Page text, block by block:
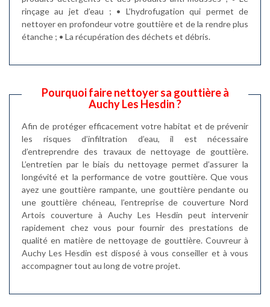
rinçage au jet d’eau ; • L’hydrofugation qui permet de
nettoyer en profondeur votre gouttière et de la rendre plus
étanche ; • La récupération des déchets et débris.
Pourquoi faire nettoyer sa gouttière à
Auchy Les Hesdin ?
Afin de protéger efficacement votre habitat et de prévenir
les risques d’infiltration d’eau, il est nécessaire
d’entreprendre des travaux de nettoyage de gouttière.
L’entretien par le biais du nettoyage permet d’assurer la
longévité et la performance de votre gouttière. Que vous
ayez une gouttière rampante, une gouttière pendante ou
une gouttière chéneau, l’entreprise de couverture Nord
Artois couverture à Auchy Les Hesdin peut intervenir
rapidement chez vous pour fournir des prestations de
qualité en matière de nettoyage de gouttière. Couvreur à
Auchy Les Hesdin est disposé à vous conseiller et à vous
accompagner tout au long de votre projet.